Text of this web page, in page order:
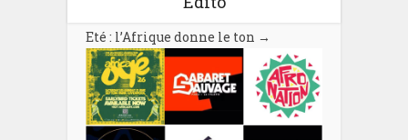
Eté : l’Afrique donne le ton →